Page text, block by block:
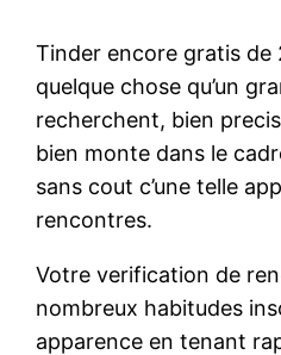
Tinder encore gratis de
quelque chose qu’un
recherchent, bien
bien monte dans le
sans cout c’une telle
rencontres.
Votre verification de
nombreux habitudes
apparence en tenant